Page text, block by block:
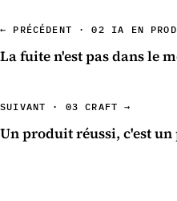
← PRÉCÉDENT · 02 IA EN
La fuite n'est pas dans le
SUIVANT · 03 CRAFT →
Un produit réussi, c'est